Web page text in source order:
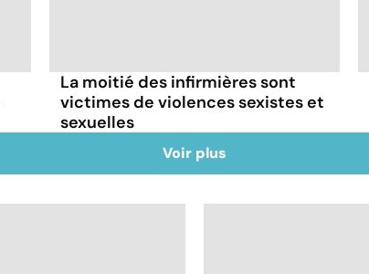
La moitié des infirmières sont
victimes de violences sexistes et
sexuelles
Voir plus